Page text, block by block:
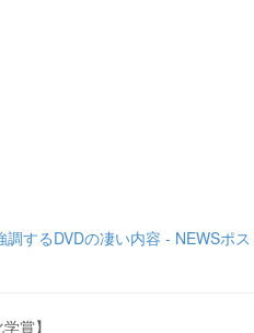
するDVDの凄い内容 - NEWSポス
賞】